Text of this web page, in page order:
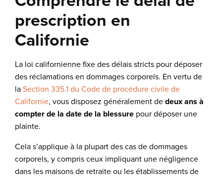
prescription en
Californie
La loi californienne fixe des délais stricts pour déposer
des réclamations en dommages corporels. En vertu de
laSection 335.1 du Code de procédure civile de
Californie, vous disposez généralement dedeux ans à
compter de la date de la blessure pour déposer une
plainte.
Cela s’applique à la plupart des cas de dommages
corporels, y compris ceux impliquant une négligence
dans les maisons de retraite ou les établissements de